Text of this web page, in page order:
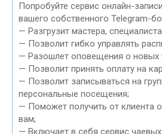
Попробуйте сервис онлайн-
вашего собственного Telegram-
— Разгрузит мастера,
— Позволит гибко управлять
— Разошлет оповещения о новых
— Позволит принять оплату на
— Позволит записываться на
персональные посещения;
— Поможет получить от клиента
вам;
— Включает в себя сервис чаевых.